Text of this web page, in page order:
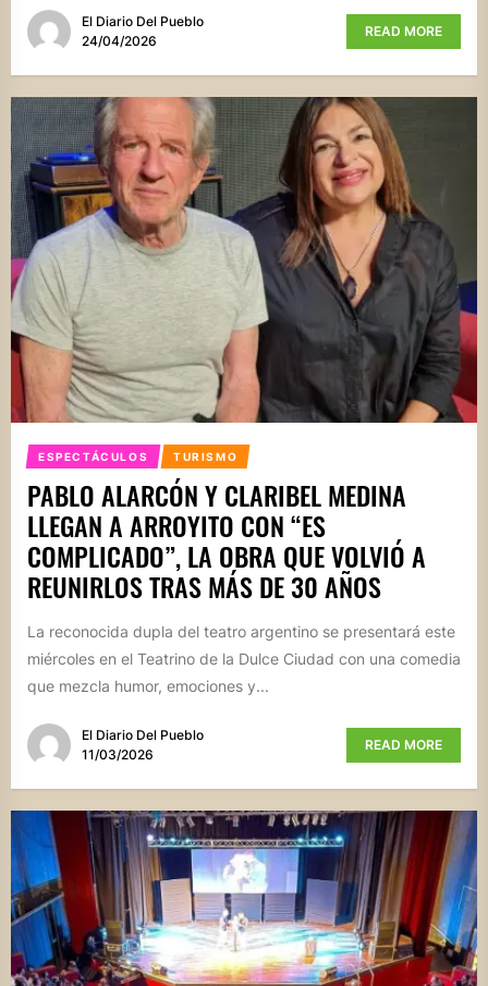
El Diario Del Pueblo
24/04/2026
READ MORE
ESPECTÁCULOS TURISMO
PABLO ALARCÓN Y CLARIBEL MEDINA
LLEGAN A ARROYITO CON “ES
COMPLICADO”, LA OBRA QUE VOLVIÓ A
REUNIRLOS TRAS MÁS DE 30 AÑOS
La reconocida dupla del teatro argentino se presentará este
miércoles en el Teatrino de la Dulce Ciudad con una comedia
que mezcla humor, emociones y...
El Diario Del Pueblo
11/03/2026
READ MORE